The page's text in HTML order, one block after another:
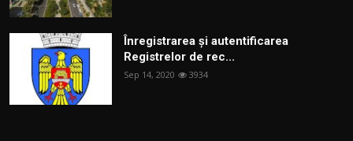
Înregistrarea și autentificarea
Registrelor de rec...
Sep 14, 2020 3934